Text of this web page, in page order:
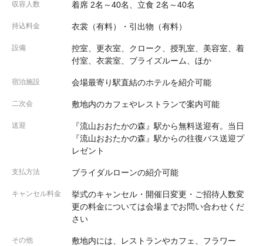
収容人数 着席 2名～40名、立食 2名～40名
持込料金 衣裳（有料）・引出物（有料）
設備
控室、更衣室、クローク、授乳室、美容室、着
付室、衣裳室、ブライズルーム、ほか
宿泊施設 会場最寄り駅直結のホテルを紹介可能
二次会 敷地内のカフェやレストランで案内可能
送迎
『流山おおたかの森』駅から無料送迎有。当日
『流山おおたかの森』駅からの往復バス送迎プ
レゼント
支払方法 ブライダルローンの紹介可能
キャンセル料金
挙式のキャンセル・開催日変更・ご招待人数変
更の料金については会場までお問い合わせくだ
さい
その他
敷地内には、レストランやカフェ、フラワー